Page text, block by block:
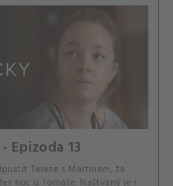
Epizoda 13
Tereze s Martinem, že